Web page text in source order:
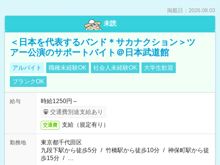
掲載日：2026.08.03
未読
＜日本を代表するバンド＊サカナクション＞ツ
アー公演のサポートバイト＠日本武道館
アルバイト 職種未経験OK 社会人未経験OK
大学生歓迎
ブランクOK
給与
時給1250円～
交通費別途支給あり
交通費 支給（規定有り）
勤務地
東京都千代田区
九段下駅から徒歩5分 / 竹橋駅から徒歩10分 / 神保町駅から徒
歩15分 / …